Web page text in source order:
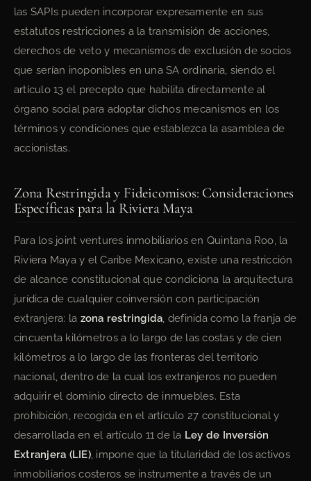
las SAPIs pueden incorporar expresamente en sus
estatutos restricciones a la transmisión de acciones,
derechos de veto y mecanismos de exclusión de socios
que serían inoponibles en una SA ordinaria, siendo el
artículo 13 el precepto que habilita directamente al
órgano social para adoptar dichos mecanismos en los
términos y condiciones que establezca la asamblea de
accionistas.
Zona Restringida y Fideicomisos: Consideraciones
Específicas para la Riviera Maya
Para los joint ventures inmobiliarios en Quintana Roo, la
Riviera Maya y el Caribe Mexicano, existe una restricción
de alcance constitucional que condiciona la arquitectura
jurídica de cualquier coinversión con participación
extranjera: la zona restringida, definida como la franja de
cincuenta kilómetros a lo largo de las costas y de cien
kilómetros a lo largo de las fronteras del territorio
nacional, dentro de la cual los extranjeros no pueden
adquirir el dominio directo de inmuebles. Esta
prohibición, recogida en el artículo 27 constitucional y
desarrollada en el artículo 11 de la Ley de Inversión
Extranjera (LIE), impone que la titularidad de los activos
inmobiliarios costeros se instrumente a través de un